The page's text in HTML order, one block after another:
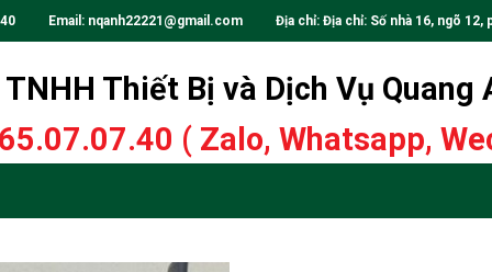
Email: nqanh22221@gmail.com Địa chỉ: Địa chỉ: Số nhà 16, ngõ 12,
Thiết Bị và Dịch Vụ Quang
( Zalo, Whatsapp,